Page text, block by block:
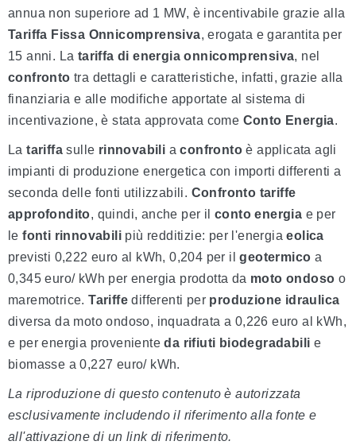
annua non superiore ad 1 MW, è incentivabile grazie alla
Tariffa Fissa Onnicomprensiva, erogata e garantita per
15 anni. La tariffa di energia onnicomprensiva, nel
confronto tra dettagli e caratteristiche, infatti, grazie alla
finanziaria e alle modifiche apportate al sistema di
incentivazione, è stata approvata come Conto Energia.
Latariffa sulle rinnovabili aconfronto è applicata agli
impianti di produzione energetica con importi differenti a
seconda delle fonti utilizzabili. Confronto tariffe
approfondito, quindi, anche per ilconto energia e per
lefonti rinnovabili più redditizie: per l'energiaeolica
previsti 0,222 euro al kWh, 0,204 per ilgeotermico a
0,345 euro/ kWh per energia prodotta da moto ondoso o
maremotrice.Tariffe differenti per produzione idraulica
diversa da moto ondoso, inquadrata a 0,226 euro al kWh,
e per energia provenienteda rifiuti biodegradabili e
biomasse a 0,227 euro/ kWh.
La riproduzione di questo contenuto è autorizzata
esclusivamente includendo il riferimento alla fonte e
all'attivazione di un link di riferimento.